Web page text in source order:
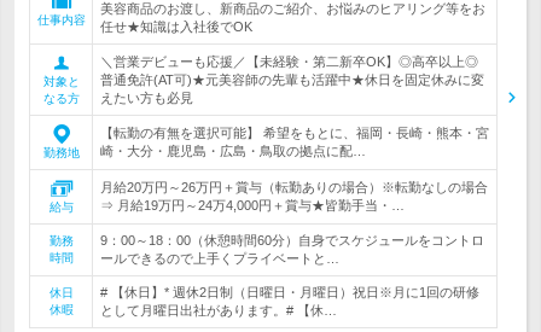
仕事内容
美容商品のお渡し、新商品のご紹介、お悩みのヒアリング等をお
任せ★知識は入社後でOK
対象と
なる方
＼営業デビューも応援／【未経験・第二新卒OK】◎高卒以上◎
普通免許(AT可)★元美容師の先輩も活躍中★休日を固定休みに変
えたい方も必見
勤務地
【転勤の有無を選択可能】 希望をもとに、福岡・長崎・熊本・宮
崎・大分・鹿児島・広島・鳥取の拠点に配…
給与
月給20万円～26万円＋賞与（転勤ありの場合）※転勤なしの場合
⇒ 月給19万円～24万4,000円＋賞与★皆勤手当・…
勤務
時間
9：00～18：00（休憩時間60分）自身でスケジュールをコントロ
ールできるので上手くプライベートと…
休日
休暇
# 【休日】* 週休2日制（日曜日・月曜日）祝日※月に1回の研修
として月曜日出社があります。# 【休…